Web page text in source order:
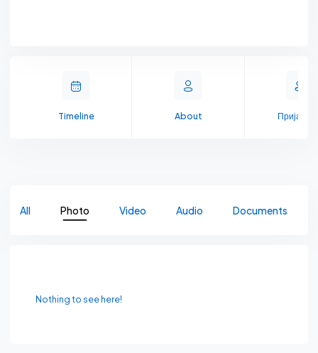
Timeline About
All Photo Video Audio Documents
Nothing to see here!